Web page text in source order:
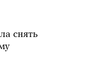
снять